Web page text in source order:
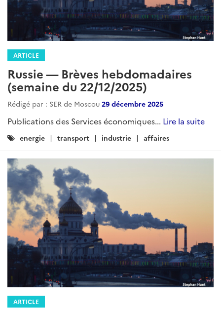
ARTICLE
Russie — Brèves hebdomadaires
(semaine du 22/12/2025)
Rédigé par : SER de Moscou 29 décembre 2025
Publications des Services économiques... Lire la suite
Catégories
energie transport industrie affaires
ARTICLE